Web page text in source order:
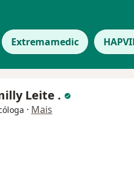
Extremamedic
Leite .
· Mais